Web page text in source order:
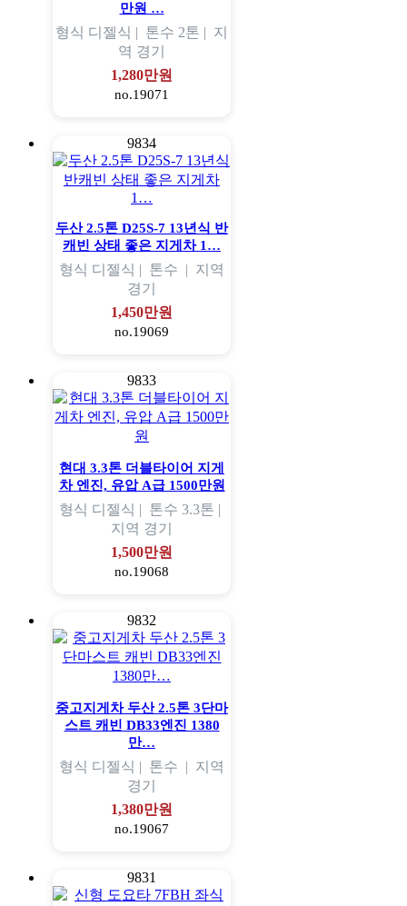
만원 …
형식 디젤식 | 톤수 2톤 | 지
역 경기
1,280만원
no.19071
9834
두산 2.5톤 D25S-7 13년식 반
캐빈 상태 좋은 지게차 1…
형식 디젤식 | 톤수 | 지역
경기
1,450만원
no.19069
9833
현대 3.3톤 더블타이어 지게
차 엔진, 유압 A급 1500만원
형식 디젤식 | 톤수 3.3톤 |
지역 경기
1,500만원
no.19068
9832
중고지게차 두산 2.5톤 3단마
스트 캐빈 DB33엔진 1380
만…
형식 디젤식 | 톤수 | 지역
경기
1,380만원
no.19067
9831